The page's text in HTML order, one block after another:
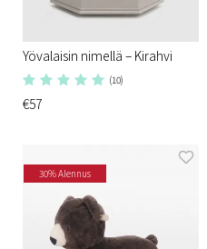
Yövalaisin nimellä – Kirahvi
(10)
€57
30% Alennus